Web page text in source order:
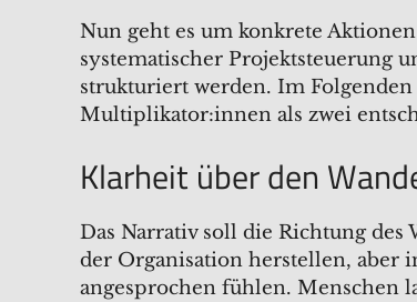
Nun geht es um konkrete
systematischer Projektsteuerung
strukturiert werden. Im
Multiplikator:innen als zwei
Klarheit über den
Das Narrativ soll die Richtung des
der Organisation herstellen, aber
angesprochen fühlen. Menschen